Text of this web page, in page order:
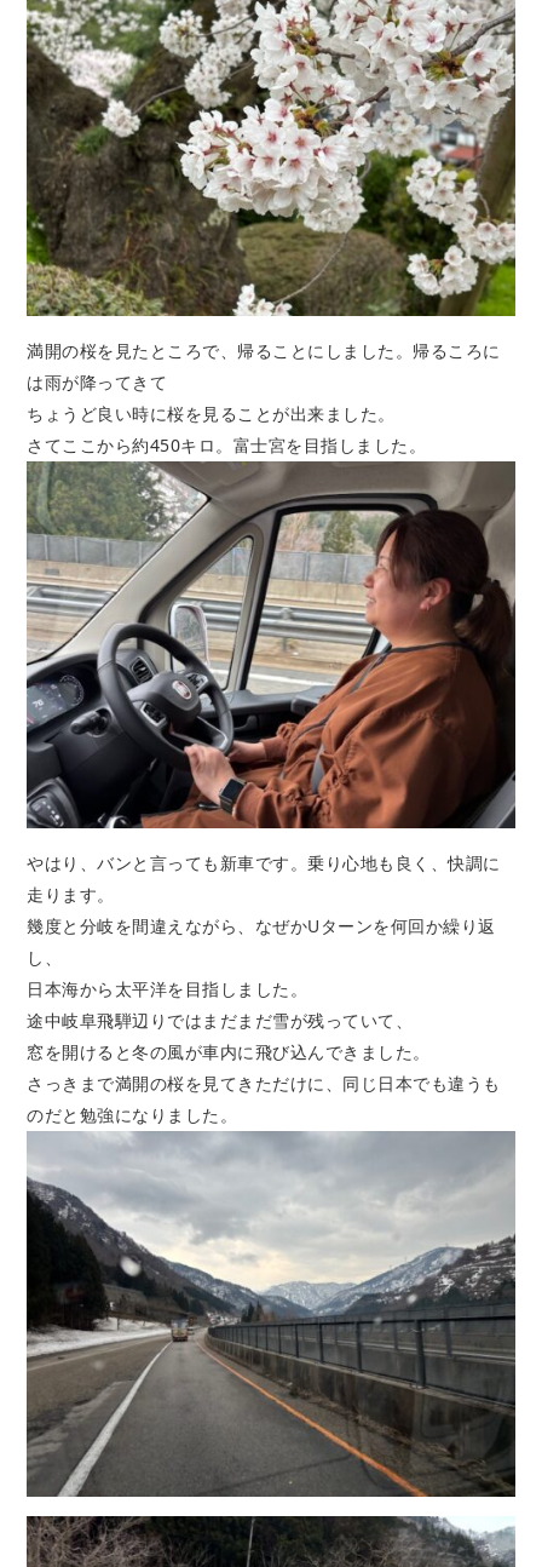
満開の桜を見たところで、帰ることにしました。帰るころに
は雨が降ってきて
ちょうど良い時に桜を見ることが出来ました。
さてここから約450キロ。富士宮を目指しました。
やはり、バンと言っても新車です。乗り心地も良く、快調に
走ります。
幾度と分岐を間違えながら、なぜかUターンを何回か繰り返
し、
日本海から太平洋を目指しました。
途中岐阜飛騨辺りではまだまだ雪が残っていて、
窓を開けると冬の風が車内に飛び込んできました。
さっきまで満開の桜を見てきただけに、同じ日本でも違うも
のだと勉強になりました。